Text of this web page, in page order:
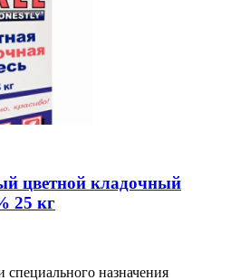
цветной кладочный
25 кг
назначения